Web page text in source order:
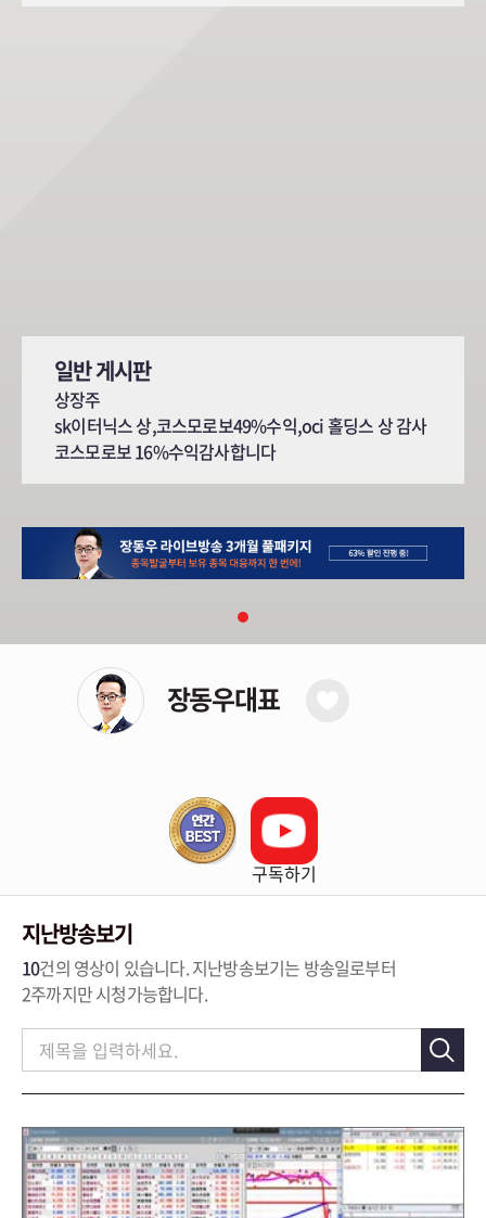
일반 게시판
상장주
sk이터닉스 상,코스모로보49%수익,oci 홀딩스 상 감사
코스모로보 16%수익감사합니다
장동우대표
구독하기
지난방송보기
10건의 영상이 있습니다. 지난방송보기는 방송일로부터
2주까지만 시청가능합니다.